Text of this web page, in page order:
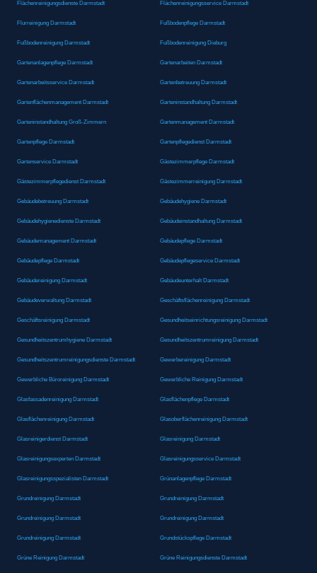
Flächenreinigungsdienste Darmstadt Flächenreinigungsservice Darmstadt
Flurreinigung Darmstadt Fußbodenpflege Darmstadt
Fußbodenreinigung Darmstadt Fußbodenreinigung Dieburg
Gartenanlagenpflege Darmstadt Gartenarbeiten Darmstadt
Gartenarbeitsservice Darmstadt Gartenbetreuung Darmstadt
Gartenflächenmanagement Darmstadt Garteninstandhaltung Darmstadt
Garteninstandhaltung Groß-Zimmern Gartenmanagement Darmstadt
Gartenpflege Darmstadt Gartenpflegedienst Darmstadt
Gartenservice Darmstadt Gästezimmerpflege Darmstadt
Gästezimmerpflegedienst Darmstadt Gästezimmerreinigung Darmstadt
Gebäudebetreuung Darmstadt Gebäudehygiene Darmstadt
Gebäudehygienedienste Darmstadt Gebäudeinstandhaltung Darmstadt
Gebäudemanagement Darmstadt Gebäudepflege Darmstadt
Gebäudepflege Darmstadt Gebäudepflegeservice Darmstadt
Gebäudereinigung Darmstadt Gebäudeunterhalt Darmstadt
Gebäudeverwaltung Darmstadt Geschäftsflächenreinigung Darmstadt
Geschäftsreinigung Darmstadt Gesundheitseinrichtungsreinigung Darmstadt
Gesundheitszentrumhygiene Darmstadt Gesundheitszentrumreinigung Darmstadt
Gesundheitszentrumreinigungsdienste Darmstadt Gewerbereinigung Darmstadt
Gewerbliche Büroreinigung Darmstadt Gewerbliche Reinigung Darmstadt
Glasfassadenreinigung Darmstadt Glasflächenpflege Darmstadt
Glasflächenreinigung Darmstadt Glasoberflächenreinigung Darmstadt
Glasreinigerdienst Darmstadt Glasreinigung Darmstadt
Glasreinigungsexperten Darmstadt Glasreinigungsservice Darmstadt
Glasreinigungsspezialisten Darmstadt Grünanlagenpflege Darmstadt
Grundreinigung Darmstadt Grundreinigung Darmstadt
Grundreinigung Darmstadt Grundreinigung Darmstadt
Grundreinigung Darmstadt Grundstückspflege Darmstadt
Grüne Reinigung Darmstadt Grüne Reinigungsdienste Darmstadt